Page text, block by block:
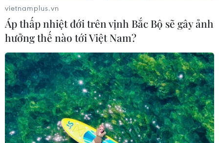
vietnamplus.vn
Áp thấp nhiệt đới trên vịnh Bắc Bộ sẽ gây ảnh
hưởng thế nào tới Việt Nam?